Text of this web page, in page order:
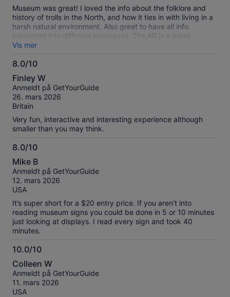
Museum was great! I loved the info about the folklore and
history of trolls in the North, and how it ties in with living in a
harsh natural environment. Also great to have all info
translated into different languages. The AR is a great
addition but needs further development to really create an
immersive experience. Entrance can also be improved, the
dark staircase up to the actual museum feels very dated and
cool troll cave
Vis mer
8.0/10
8.0
av
10
Finley W
Anmeldt på GetYourGuide
26. mars 2026
Britain
Very fun, interactive and interesting experience although
smaller than you may think.
8.0/10
8.0
av
10
Mike B
Anmeldt på GetYourGuide
12. mars 2026
USA
It’s super short for a $20 entry price. If you aren’t into
reading museum signs you could be done in 5 or 10 minutes
just looking at displays. I read every sign and took 40
minutes.
10.0/10
10.0
av
10
Colleen W
Anmeldt på GetYourGuide
11. mars 2026
USA